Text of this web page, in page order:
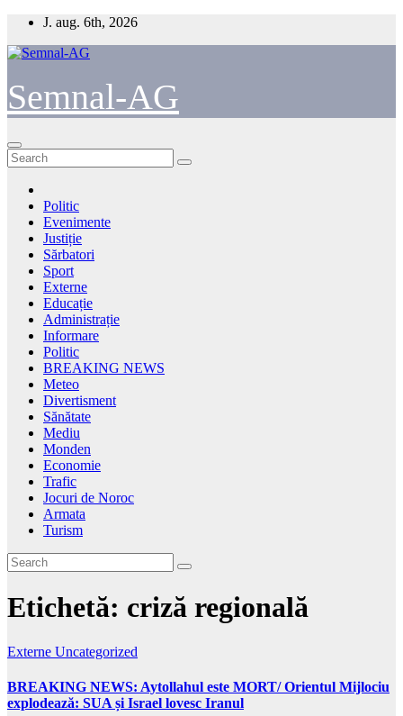
Skip
content
J. aug. 6th, 2026
Semnal-AG
Politic
Evenimente
Justiție
Sărbatori
Sport
Externe
Educație
Administrație
Informare
Politic
BREAKING NEWS
Meteo
Divertisment
Sănătate
Mediu
Monden
Economie
Trafic
Jocuri de Noroc
Armata
Turism
Etichetă: criză regională
Externe Uncategorized
BREAKING NEWS: Aytollahul este MORT/ Orientul Mijlociu
explodează: SUA și Israel lovesc Iranul